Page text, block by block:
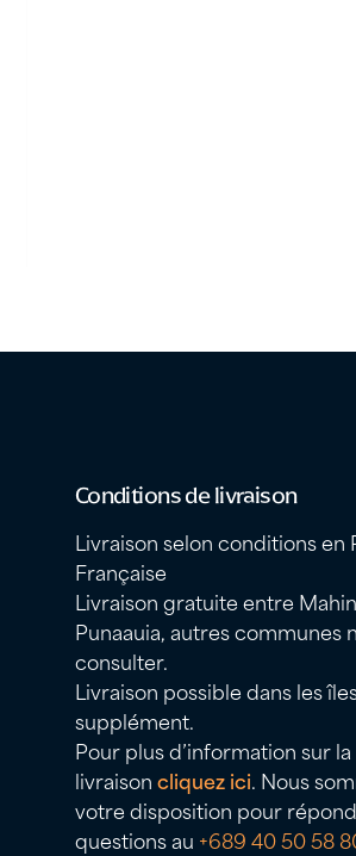
Conditions de livraison
Livraison selon conditions en
Française
Livraison gratuite entre
Punaauia, autres communes
consulter.
Livraison possible dans les
supplément.
Pour plus d’information sur la
livraisoncliquez ici. Nous
votre disposition pour
questions au +689 40 50 58